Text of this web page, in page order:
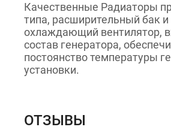
Качественные Радиаторы
типа, расширительный бак и
охлаждающий вентилятор,
состав генератора,
постоянство температуры
установки.
ОТЗЫВЫ